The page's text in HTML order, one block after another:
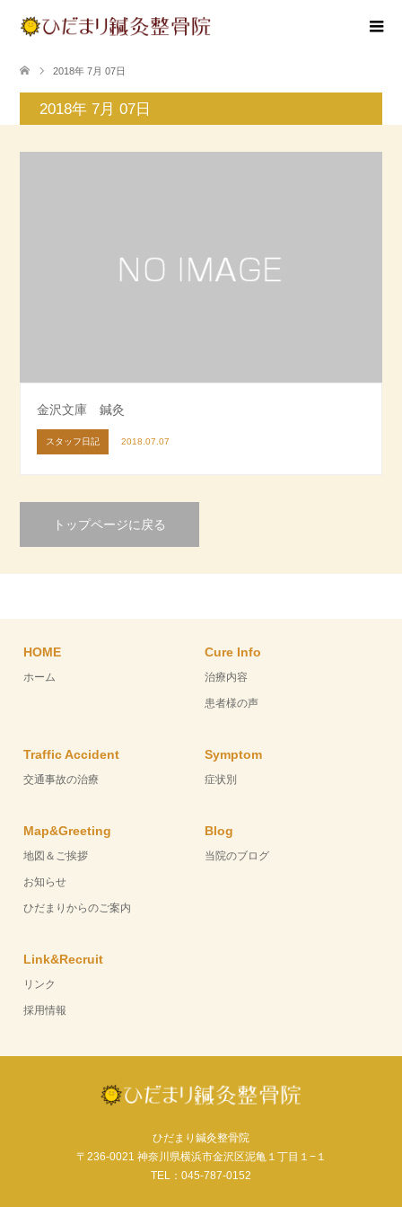
2018年 7月 07日
2018年 7月 07日
金沢文庫 鍼灸
スタッフ日記 2018.07.07
トップページに戻る
HOME
ホーム
Cure Info
治療内容
患者様の声
Traffic Accident
交通事故の治療
Symptom
症状別
Map&Greeting
地図＆ご挨拶
お知らせ
ひだまりからのご案内
Blog
当院のブログ
Link&Recruit
リンク
採用情報
ひだまり鍼灸整骨院
〒236-0021 神奈川県横浜市金沢区泥亀１丁目１−１
TEL：045-787-0152